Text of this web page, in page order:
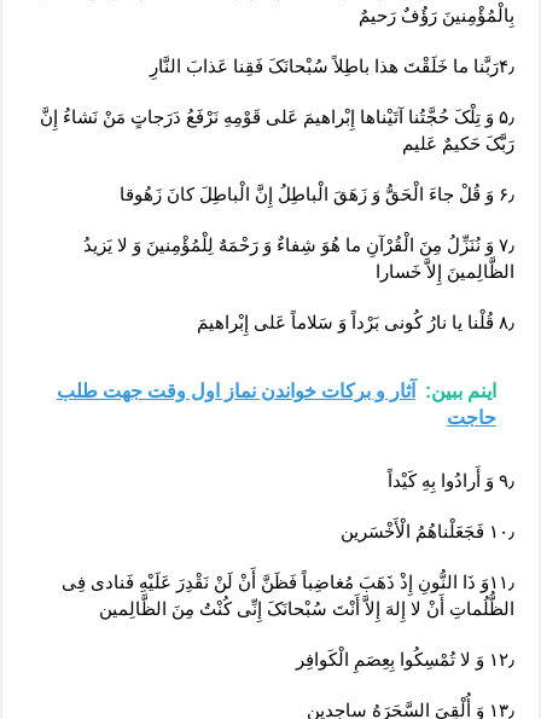
بِالْمُؤْمِنینَ رَؤُفٌ رَحیمٌ
۴٫رَبَّنا ما خَلَقْتَ هذا باطِلاً سُبْحانَکَ فَقِنا عَذابَ النَّارِ
۵٫ وَ تِلْکَ حُجَّتُنا آتَیْناها إِبْراهیمَ عَلى‏ قَوْمِهِ نَرْفَعُ دَرَجاتٍ مَنْ نَشاءُ إِنَّ
رَبَّکَ حَکیمٌ عَلیم‏
۶٫ وَ قُلْ جاءَ الْحَقُّ وَ زَهَقَ الْباطِلُ إِنَّ الْباطِلَ کانَ زَهُوقا
۷٫ وَ نُنَزِّلُ مِنَ الْقُرْآنِ ما هُوَ شِفاءٌ وَ رَحْمَهٌ لِلْمُؤْمِنینَ وَ لا یَزیدُ
الظَّالِمینَ إِلاَّ خَسارا
۸٫ قُلْنا یا نارُ کُونی‏ بَرْداً وَ سَلاماً عَلى‏ إِبْراهیمَ
اینم ببین:
آثار و برکات خواندن نماز اول وقت جهت طلب
حاجت
۹٫ وَ أَرادُوا بِهِ کَیْداً
۱۰٫ فَجَعَلْناهُمُ الْأَخْسَرین
۱۱٫وَ ذَا النُّونِ إِذْ ذَهَبَ مُغاضِباً فَظَنَّ أَنْ لَنْ نَقْدِرَ عَلَیْهِ فَنادى‏ فِی
الظُّلُماتِ أَنْ لا إِلهَ إِلاَّ أَنْتَ سُبْحانَکَ إِنِّی کُنْتُ مِنَ الظَّالِمین
۱۲٫ وَ لا تُمْسِکُوا بِعِصَمِ الْکَوافِر
۱۳٫ وَ أُلْقِیَ السَّحَرَهُ ساجِدین